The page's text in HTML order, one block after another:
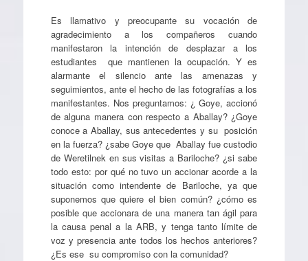
Es llamativo y preocupante su vocación de
agradecimiento a los compañeros cuando
manifestaron la intención de desplazar a los
estudiantes que mantienen la ocupación. Y es
alarmante el silencio ante las amenazas y
seguimientos, ante el hecho de las fotografías a los
manifestantes. Nos preguntamos: ¿ Goye, accionó
de alguna manera con respecto a Aballay? ¿Goye
conoce a Aballay, sus antecedentes y su posición
en la fuerza? ¿sabe Goye que Aballay fue custodio
de Weretilnek en sus visitas a Bariloche? ¿si sabe
todo esto: por qué no tuvo un accionar acorde a la
situación como intendente de Bariloche, ya que
suponemos que quiere el bien común? ¿cómo es
posible que accionara de una manera tan ágil para
la causa penal a la ARB, y tenga tanto límite de
voz y presencia ante todos los hechos anteriores?
¿Es ese su compromiso con la comunidad?